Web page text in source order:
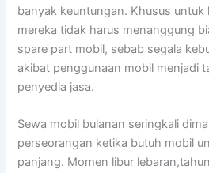
banyak keuntungan. Khusus untuk
mereka tidak harus menanggung
spare part mobil, sebab segala
akibat penggunaan mobil menjadi
penyedia jasa.
Sewa mobil bulanan seringkali
perseorangan ketika butuh mobil
panjang. Momen libur